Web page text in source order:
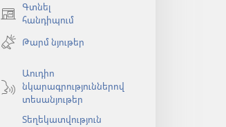
Գտնել
հանդիպում
(բացվում
նոր
Թարմ նյութեր
Աուդիո
նկարագրություններով
տեսանյութեր
Տեղեկատվություն